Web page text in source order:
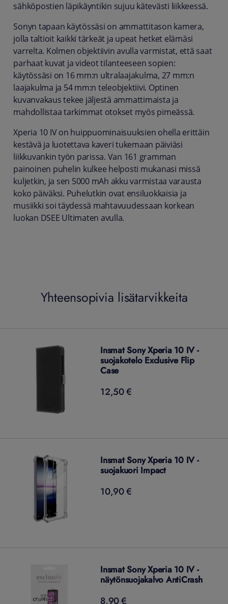
sähköpostien läpikäyntikin sujuu kätevästi liikkeessä.
Sonyn tapaan käytössäsi on ammattitason kamera,
jolla taltioit kaikki tärkeät ja upeat hetket elämäsi
varrelta. Kolmen objektiivin avulla varmistat, että saat
parhaat kuvat ja videot tilanteeseen sopien:
käytössäsi on 16 mm:n ultralaajakulma, 27 mm:n
laajakulma ja 54 mm:n teleobjektiivi. Optinen
kuvanvakaus tekee jäljestä ammattimaista ja
mahdollistaa tarkimmat otokset myös pimeässä.
Xperia 10 IV on huippuominaisuuksien ohella erittäin
kestävä ja luotettava kaveri tukemaan päiviäsi
liikkuvankin työn parissa. Van 161 gramman
painoinen puhelin kulkee helposti mukanasi missä
kuljetkin, ja sen 5000 mAh akku varmistaa varausta
koko päiväksi. Puhelutkin ovat ensiluokkaisia ja
musiikki soi täydessä mahtavuudessaan korkean
luokan DSEE Ultimaten avulla.
Yhteensopivia lisätarvikkeita
Insmat Sony Xperia 10 IV -
suojakotelo Exclusive Flip
Case
12,50 €
12,50€
Insmat Sony Xperia 10 IV -
suojakuori Impact
10,90 €
10,90€
Insmat Sony Xperia 10 IV -
näytönsuojakalvo AntiCrash
8,90 €
8,90€